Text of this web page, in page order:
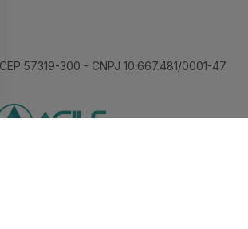
57319-300 - CNPJ 10.667.481/0001-47